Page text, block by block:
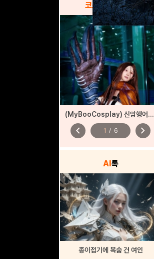
코스프레갤러리
(MyBooCosplay) 신암행어사 ‘산도’
chevron_left 1 / 6 chevron_right
AI톡
종이접기에 목숨 건 여인